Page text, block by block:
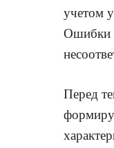
учетом
Ошибки
Перед